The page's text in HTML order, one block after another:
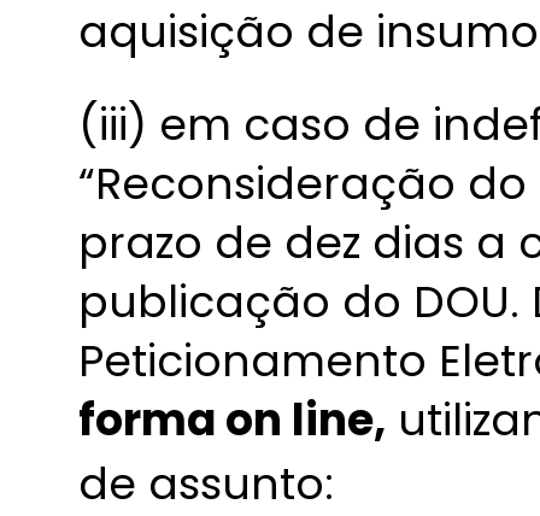
aquisição de
(iii) em caso de
“Reconsideração
prazo de dez dias
publicação do
Peticionamento
forma on line,
de assunto: